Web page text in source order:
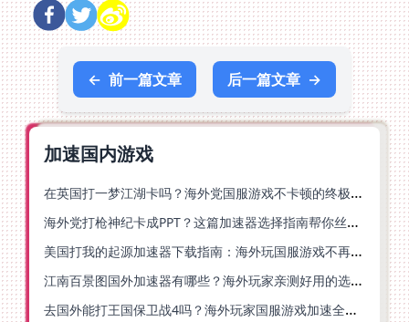
← 前一篇文章 后一篇文章 →
加速国内游戏
在英国打一梦江湖卡吗？海外党国服游戏不卡顿的终极解法
海外党打枪神纪卡成PPT？这篇加速器选择指南帮你丝滑上分
美国打我的起源加速器下载指南：海外玩国服游戏不再卡的终极方案
江南百景图国外加速器有哪些？海外玩家亲测好用的选择与避坑指南
去国外能打王国保卫战4吗？海外玩家国服游戏加速全攻略（附公主连结幻想江湖实测）